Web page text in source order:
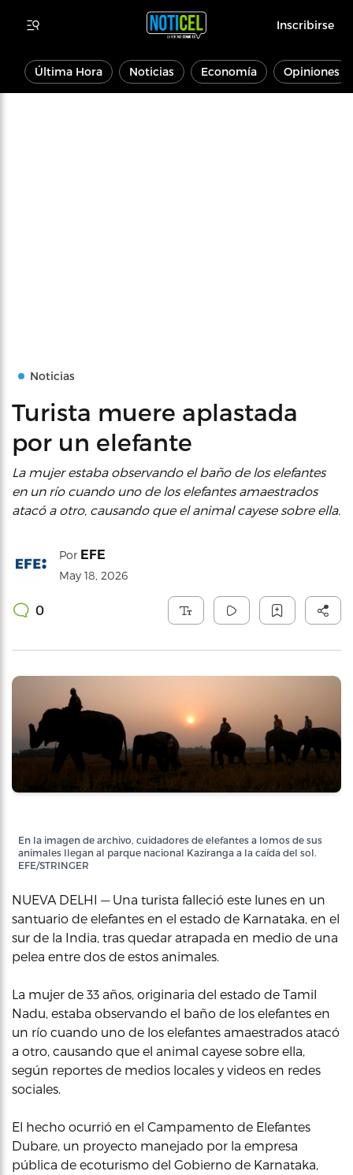
Inscribirse
Última Hora Noticias Economía Opiniones
Noticias
Turista muere aplastada
por un elefante
La mujer estaba observando el baño de los elefantes
en un río cuando uno de los elefantes amaestrados
atacó a otro, causando que el animal cayese sobre ella.
Por EFE
May 18, 2026
0
En la imagen de archivo, cuidadores de elefantes a lomos de sus
animales llegan al parque nacional Kaziranga a la caída del sol.
EFE/STRINGER
NUEVA DELHI — Una turista falleció este lunes en un
santuario de elefantes en el estado de Karnataka, en el
sur de la India, tras quedar atrapada en medio de una
pelea entre dos de estos animales.
La mujer de 33 años, originaria del estado de Tamil
Nadu, estaba observando el baño de los elefantes en
un río cuando uno de los elefantes amaestrados atacó
a otro, causando que el animal cayese sobre ella,
según reportes de medios locales y videos en redes
sociales.
El hecho ocurrió en el Campamento de Elefantes
Dubare, un proyecto manejado por la empresa
pública de ecoturismo del Gobierno de Karnataka,